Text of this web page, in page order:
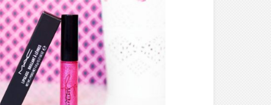
MAKE-UP ///
COLLECTION MILEY
CYRUS / LIPGLOSS –
MAC